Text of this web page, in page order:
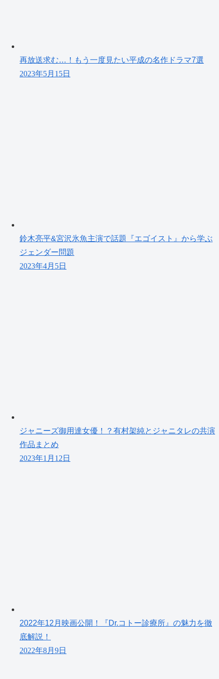
再放送求む…！もう一度見たい平成の名作ドラマ7選
2023年5月15日
鈴木亮平&宮沢氷魚主演で話題『エゴイスト』から学ぶ
ジェンダー問題
2023年4月5日
ジャニーズ御用達女優！？有村架純とジャニタレの共演
作品まとめ
2023年1月12日
2022年12月映画公開！『Dr.コトー診療所』の魅力を徹
底解説！
2022年8月9日